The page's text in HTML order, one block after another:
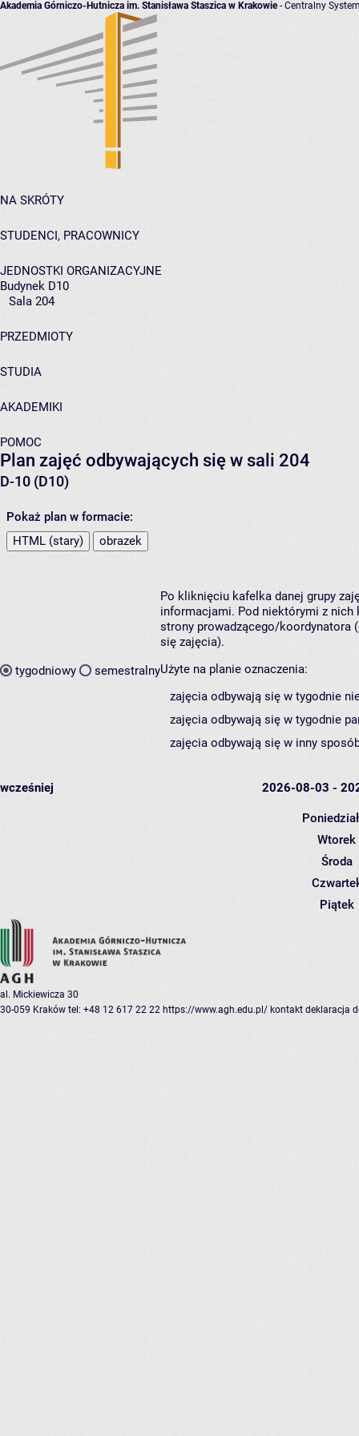
Akademia Górniczo-Hutnicza im. Stanisława Staszica w Krakowie- Centralny
NA SKRÓTY
STUDENCI, PRACOWNICY
JEDNOSTKI ORGANIZACYJNE
Budynek D10
Sala 204
PRZEDMIOTY
STUDIA
AKADEMIKI
POMOC
Plan zajęć odbywających się w sali 204
D-10 (D10)
Pokaż plan w formacie:
HTML (stary)
obrazek
tygodniowy semestralny
Po kliknięciu kafelka danej grupy
informacjami. Pod niektórymi z nich
strony prowadzącego/koordynatora
się zajęcia).
Użyte na planie oznaczenia:
zajęcia odbywają się w tygodnie
zajęcia odbywają się w tygodnie
zajęcia odbywają się w inny
wcześniej 2026-08-03 -
Wtorek
Środa
Piątek
al. Mickiewicza 30
30-059 Kraków tel: +48 12 617 22 22 https://www.agh.edu.pl/ kontakt deklaracja